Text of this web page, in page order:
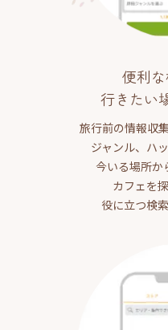
便利
行きたい
旅行前の情報収
ジャンル、ハ
今いる場所か
カフェを
役に立つ検